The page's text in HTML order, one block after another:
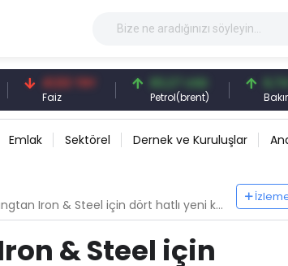
41,53 TRY
Faiz
83,27 USD
Petrol(brent)
6,74 USD
Bakır(lb)
Emlak Sektörel Dernek ve Kuruluşlar
& Steel için dört hatlı yeni kütük döküm makinası teslim edecek
& Steel için